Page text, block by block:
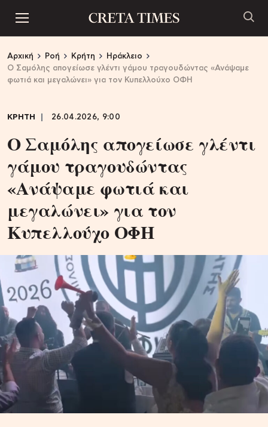
Αρχική Ροή Κρήτη
Ηράκλειο
Ο Σαμόλης απογείωσε γλέντι γάμου τραγουδώντας «Ανάψαμε
φωτιά και μεγαλώνει» για τον Κυπελλούχο ΟΦΗ
ΚΡΗΤΗ 26.04.2026, 9:00
Ο Σαμόλης απογείωσε γλέντι
γάμου τραγουδώντας
«Ανάψαμε φωτιά και
μεγαλώνει» για τον
Κυπελλούχο ΟΦΗ